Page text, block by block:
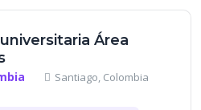
Área
Santiago, Colombia